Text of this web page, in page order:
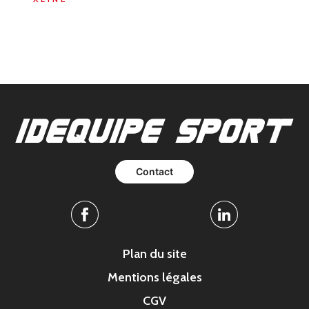
Contact
Facebook Linkedin
Plan du site
Mentions légales
CGV